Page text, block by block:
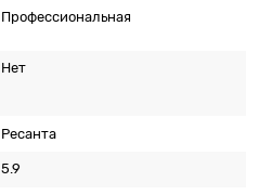
Профессиональная
Нет
Ресанта
5.9